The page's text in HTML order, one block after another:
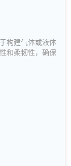
构建气体或液体
和柔韧性，确保